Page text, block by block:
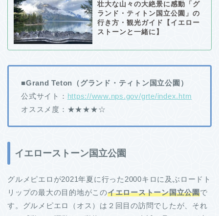
壮大な山々の大絶景に感動「グ
ランド・ティトン国立公園」の
行き方・観光ガイド【イエロー
ストーンと一緒に】
■Grand Teton（グランド・ティトン国立公園）
公式サイト： https://www.nps.gov/grte/index.htm
オススメ度：★★★★☆
イエローストーン国立公園
グルメピエロが2021年夏に行った2000キロに及ぶロードト
リップの最大の目的地がこのイエローストーン国立公園で
す。グルメピエロ（オス）は２回目の訪問でしたが、それ